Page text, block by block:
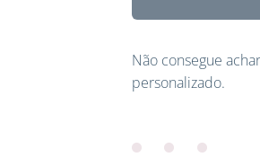
Não consegue
personalizado.